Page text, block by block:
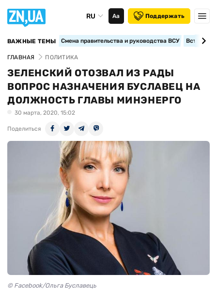
RU Аа Поддержать
ВАЖНЫЕ ТЕМЫ Смена правительства и руководства ВСУ
ГЛАВНАЯ ПОЛИТИКА
ЗЕЛЕНСКИЙ ОТОЗВАЛ ИЗ РАДЫ
ВОПРОС НАЗНАЧЕНИЯ БУСЛАВЕЦ НА
ДОЛЖНОСТЬ ГЛАВЫ МИНЭНЕРГО
30 марта, 2020, 15:02
Поделиться
© Facebook/Ольга Буславець